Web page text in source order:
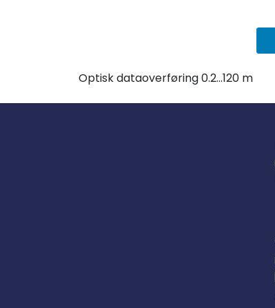
Optisk dataoverføring 0.2...120 m